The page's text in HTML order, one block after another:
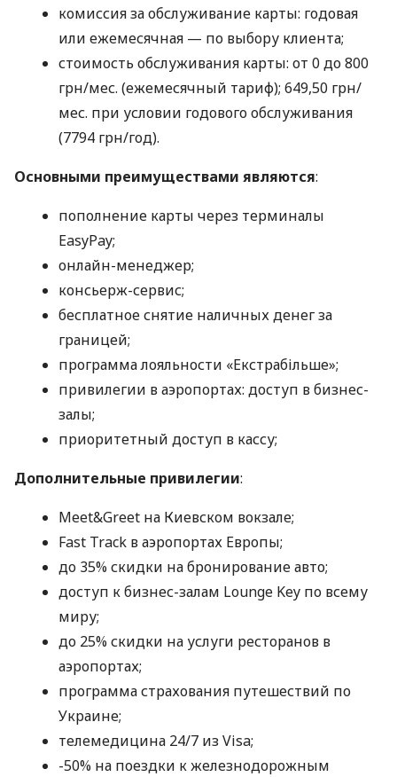
комиссия за обслуживание карты: годовая
или ежемесячная — по выбору клиента;
стоимость обслуживания карты: от 0 до 800
грн/мес. (ежемесячный тариф); 649,50 грн/
мес. при условии годового обслуживания
(7794 грн/год).
Основными преимуществами являются:
пополнение карты через терминалы
EasyPay;
онлайн-менеджер;
консьерж-сервис;
бесплатное снятие наличных денег за
границей;
программа лояльности «Екстрабільше»;
привилегии в аэропортах: доступ в бизнес-
залы;
приоритетный доступ в кассу;
Дополнительные привилегии:
Meet&Greet на Киевском вокзале;
Fast Track в аэропортах Европы;
до 35% скидки на бронирование авто;
доступ к бизнес-залам Lounge Key по всему
миру;
до 25% скидки на услуги ресторанов в
аэропортах;
программа страхования путешествий по
Украине;
телемедицина 24/7 из Visa;
-50% на поездки к железнодорожным